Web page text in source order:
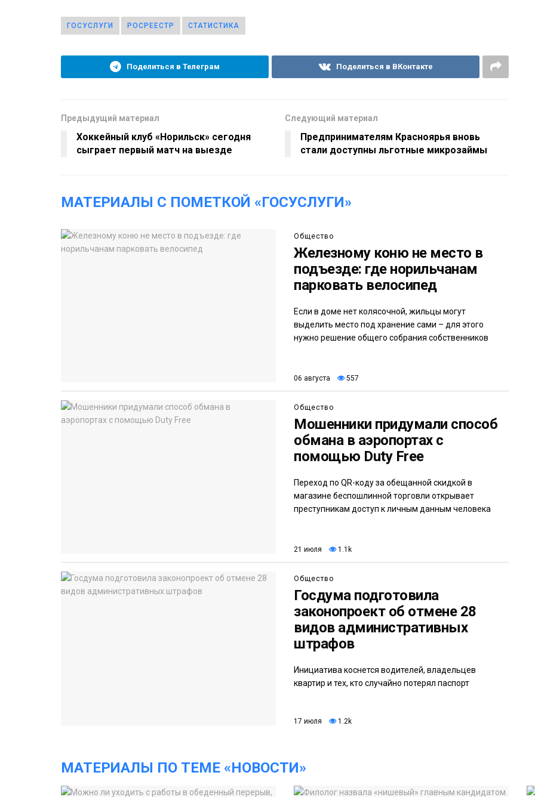
ГОСУСЛУГИ РОСРЕЕСТР СТАТИСТИКА
Поделиться в Телеграм Поделиться в ВКонтакте
Предыдущий материал
Хоккейный клуб «Норильск» сегодня
сыграет первый матч на выезде
Следующий материал
Предпринимателям Красноярья вновь
стали доступны льготные микрозаймы
МАТЕРИАЛЫ С ПОМЕТКОЙ «ГОСУСЛУГИ»
Общество
Железному коню не место в
подъезде: где норильчанам
парковать велосипед
Если в доме нет колясочной, жильцы могут
выделить место под хранение сами – для этого
нужно решение общего собрания собственников
06 августа 557
Общество
Мошенники придумали способ
обмана в аэропортах с
помощью Duty Free
Переход по QR-коду за обещанной скидкой в
магазине беспошлинной торговли открывает
преступникам доступ к личным данным человека
21 июля 1.1k
Общество
Госдума подготовила
законопроект об отмене 28
видов административных
штрафов
Инициатива коснется водителей, владельцев
квартир и тех, кто случайно потерял паспорт
17 июля 1.2k
МАТЕРИАЛЫ ПО ТЕМЕ «НОВОСТИ»